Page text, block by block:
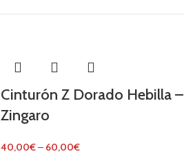
Cinturón Z Dorado Hebilla –
Zingaro
40,00€– 60,00€